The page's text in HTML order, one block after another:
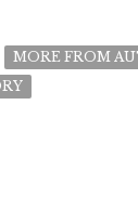
MORE FROM